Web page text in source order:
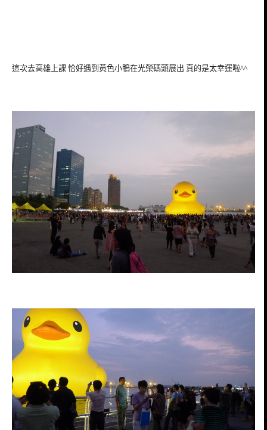
這次去高雄上課 恰好遇到黃色小鴨在光榮碼頭展出 真的是太幸運啦^^